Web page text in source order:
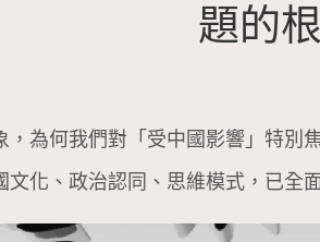
題的
為何我們對「受中國影響」特別
化、政治認同、思維模式，已全